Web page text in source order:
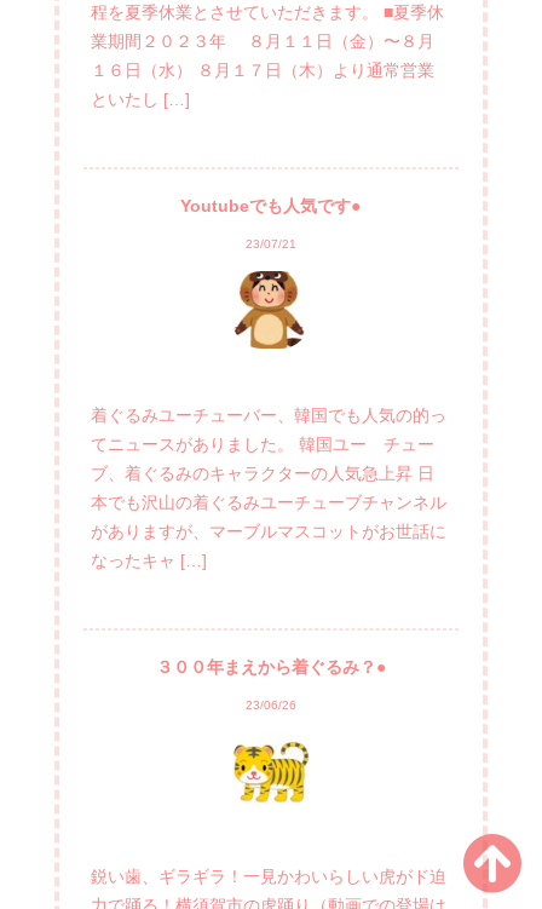
程を夏季休業とさせていただきます。 ■夏季休
業期間２０２３年 ８月１１日（金）〜８月
１６日（水） ８月１７日（木）より通常営業
といたし […]
Youtubeでも人気です●
23/07/21
着ぐるみユーチューバー、韓国でも人気の的っ
てニュースがありました。 韓国ユー チュー
ブ、着ぐるみのキャラクターの人気急上昇 日
本でも沢山の着ぐるみユーチューブチャンネル
がありますが、マーブルマスコットがお世話に
なったキャ […]
３００年まえから着ぐるみ？●
23/06/26
鋭い歯、ギラギラ！一見かわいらしい虎がド迫